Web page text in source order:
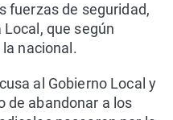
fuerzas de seguridad,
que según
nacional.
al Gobierno Local y
de abandonar a los